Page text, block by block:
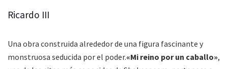
Ricardo III
Una obra construida alrededor de una figura fascinante y
monstruosa seducida por el poder.«Mi reino por un caballo»,